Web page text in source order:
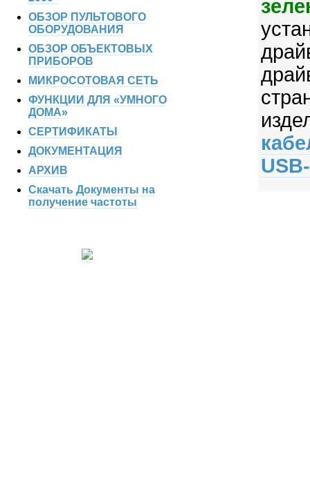
ОБЗОР ПУЛЬТОВОГО
ОБОРУДОВАНИЯ
ОБЗОР ОБЪЕКТОВЫХ
ПРИБОРОВ
МИКРОСОТОВАЯ СЕТЬ
ФУНКЦИИ ДЛЯ «УМНОГО
ДОМА»
СЕРТИФИКАТЫ
ДОКУМЕНТАЦИЯ
АРХИВ
Скачать Документы на
получение частоты